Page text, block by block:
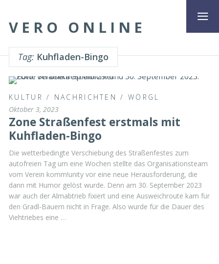
VERO ONLINE
Tag: Kuhfladen-Bingo
KULTUR / NACHRICHTEN /WÖRGL
Oktober 3, 2023
Zone Straßenfest erstmals mit
Kuhfladen-Bingo
Die wetterbedingte Verschiebung des Straßenfestes zum
autofreien Tag um eine Wochen stellte das Organisationsteam
vom Verein komm!unity vor eine neue Herausforderung, die
dann mit Humor gelöst wurde. Denn am 30. September 2023
war auch der Almabtrieb fixiert und eine Ausweichroute kam für
den Gradl-Bauern nicht in Frage. Also wurde für die Dauer des
Viehtriebes eine …